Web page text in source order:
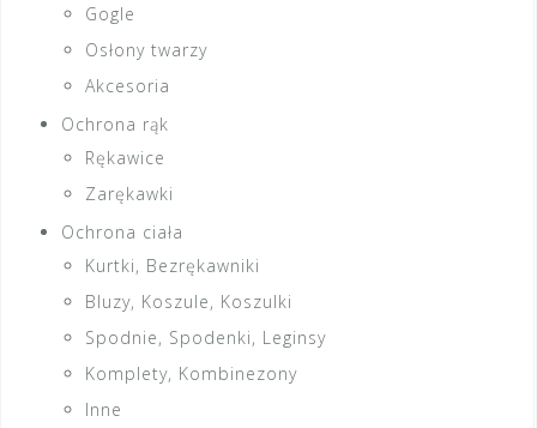
Gogle
Osłony twarzy
Akcesoria
Ochrona rąk
Rękawice
Zarękawki
Ochrona ciała
Kurtki, Bezrękawniki
Bluzy, Koszule, Koszulki
Spodnie, Spodenki, Leginsy
Komplety, Kombinezony
Inne